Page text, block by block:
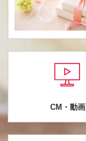
CM・動画